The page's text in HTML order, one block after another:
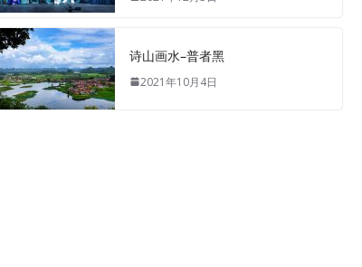
诗山画水–普者黑
2021年10月4日